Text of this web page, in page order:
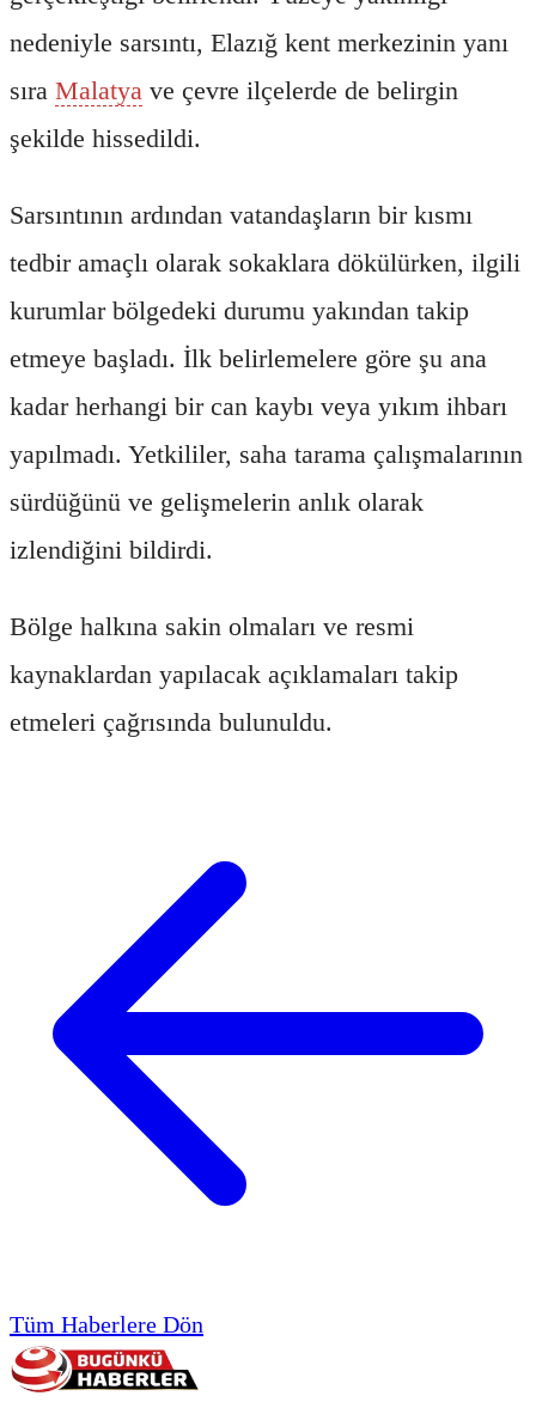
nedeniyle sarsıntı, Elazığ kent merkezinin yanı
sıra Malatya ve çevre ilçelerde de belirgin
şekilde hissedildi.
Sarsıntının ardından vatandaşların bir kısmı
tedbir amaçlı olarak sokaklara dökülürken, ilgili
kurumlar bölgedeki durumu yakından takip
etmeye başladı. İlk belirlemelere göre şu ana
kadar herhangi bir can kaybı veya yıkım ihbarı
yapılmadı. Yetkililer, saha tarama çalışmalarının
sürdüğünü ve gelişmelerin anlık olarak
izlendiğini bildirdi.
Bölge halkına sakin olmaları ve resmi
kaynaklardan yapılacak açıklamaları takip
etmeleri çağrısında bulunuldu.
Tüm Haberlere Dön